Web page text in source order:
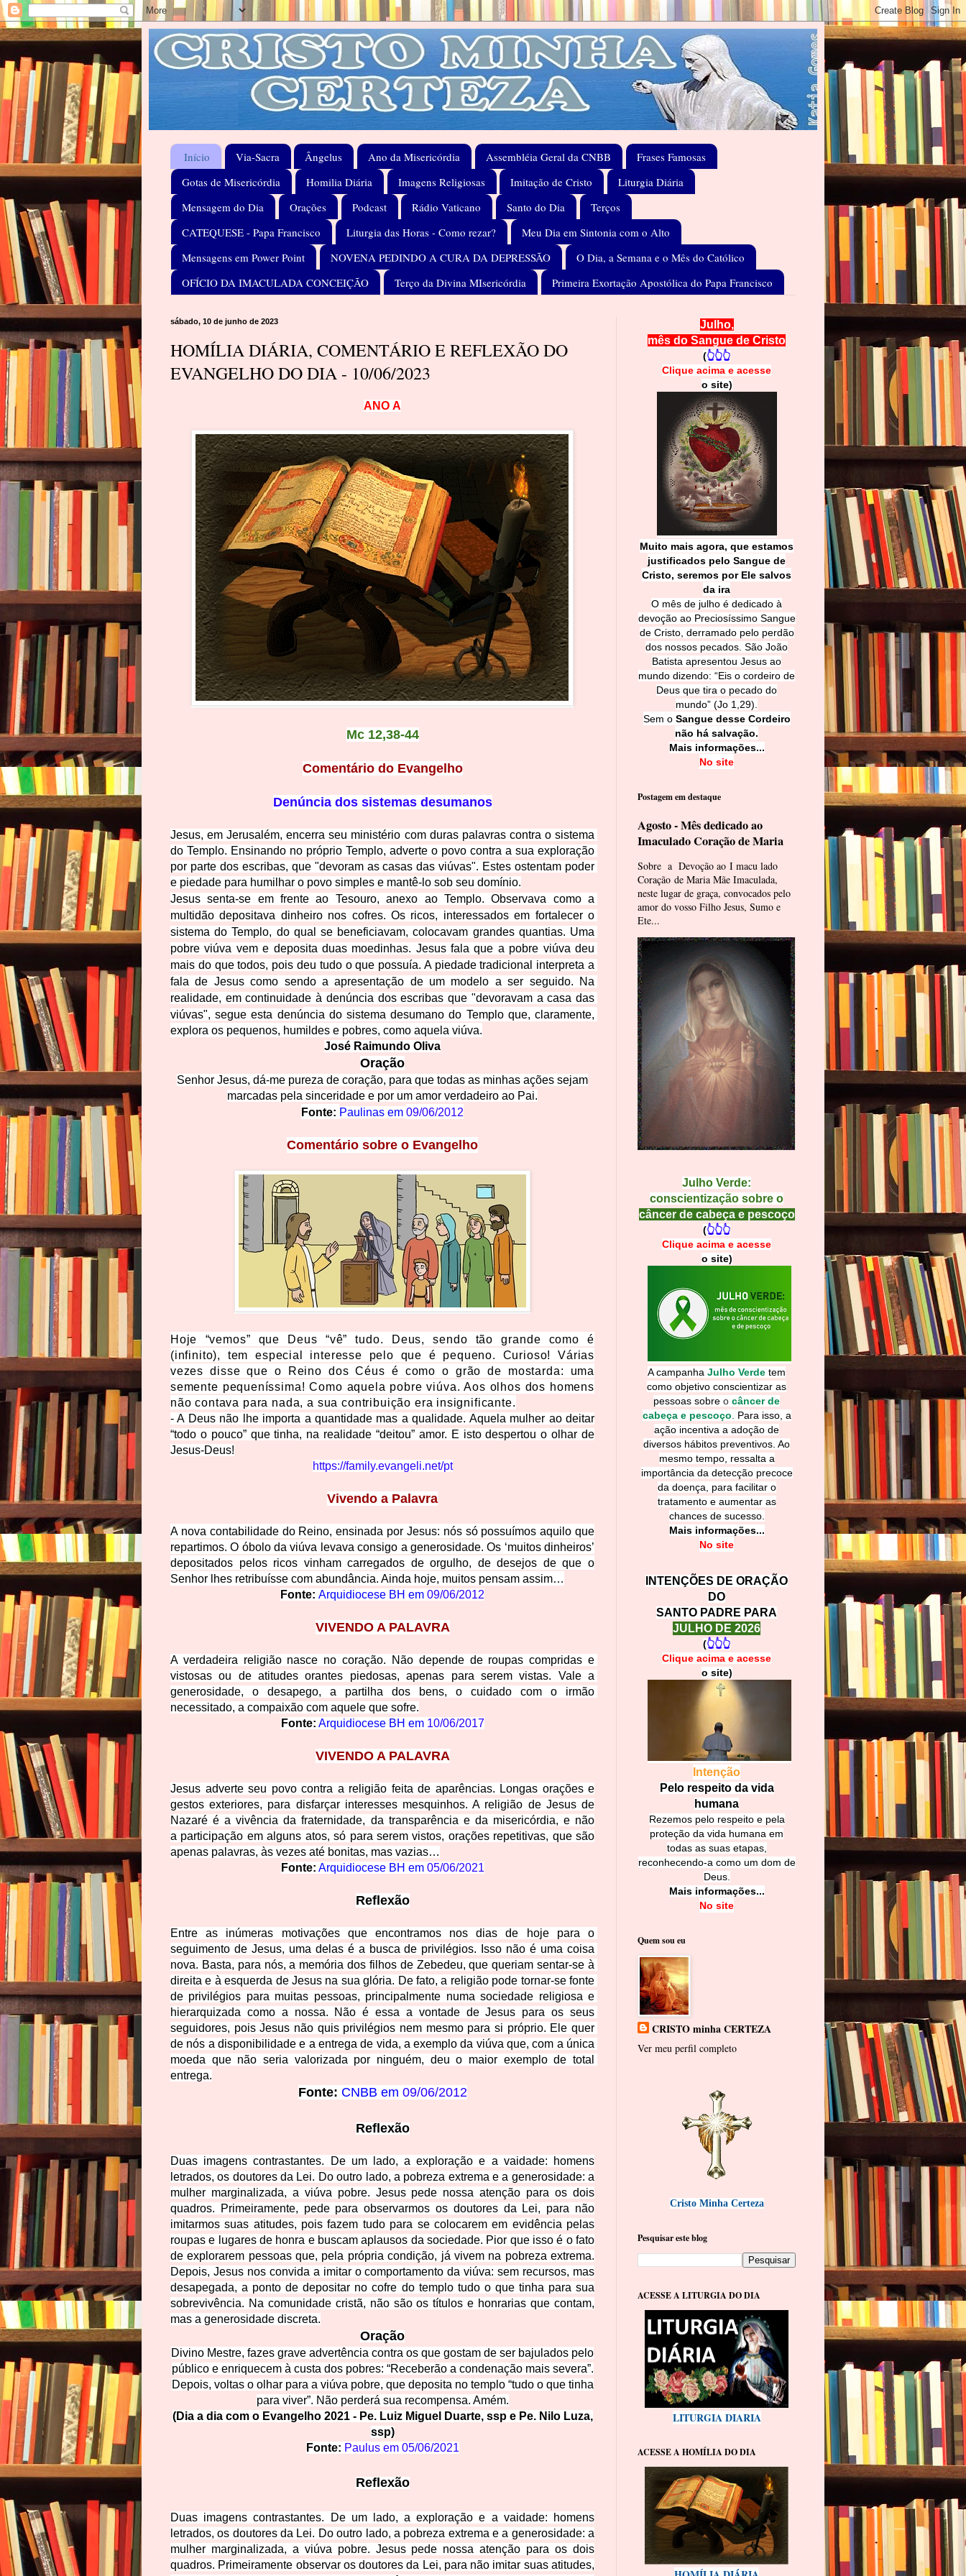
Início Via-Sacra Ângelus Ano da Misericórdia Assembléia Geral da CNBB
Frases Famosas
Gotas de Misericórdia
Homilia Diária Imagens Religiosas Imitação de Cristo
Liturgia Diária
Mensagem do Dia
Orações Podcast Rádio Vaticano Santo do Dia
Terços
CATEQUESE - Papa Francisco
Liturgia das Horas - Como rezar?
Meu Dia em Sintonia com o Alto
Mensagens em Power Point
NOVENA PEDINDO A CURA DA DEPRESSÃO
O Dia, a Semana e o Mês do Católico
OFÍCIO DA IMACULADA CONCEIÇÃO
Terço da Divina MIsericórdia Primeira Exortação Apostólica do Papa Francisco
sábado, 10 de junho de 2023
HOMÍLIA DIÁRIA, COMENTÁRIO E REFLEXÃO DO
EVANGELHO DO DIA - 10/06/2023
A NO A
Mc 12,38-44
Comentário do Evangelho
Denúncia dos sistemas desumanos
Jesus, em Jerusalém, encerra seu ministério com duras palavras contra o sistema
do Templo. Ensinando no próprio Templo, adverte o povo contra a sua exploração
por parte dos escribas, que "devoram as casas das viúvas". Estes ostentam poder
e piedade para humilhar o povo simples e mantê-lo sob seu domínio.
Jesus senta-se em frente ao Tesouro, anexo ao Templo. Observava como a
multidão depositava dinheiro nos cofres. Os ricos, interessados em fortalecer o
sistema do Templo, do qual se beneficiavam, colocavam grandes quantias. Uma
pobre viúva vem e deposita duas moedinhas. Jesus fala que a pobre viúva deu
mais do que todos, pois deu tudo o que possuía. A piedade tradicional interpreta a
fala de Jesus como sendo a apresentação de um modelo a ser seguido. Na
realidade, em continuidade à denúncia dos escribas que "devoravam a casa das
viúvas", segue esta denúncia do sistema desumano do Templo que, claramente,
explora os pequenos, humildes e pobres, como aquela viúva.
José Raimundo Oliva
Oração
Senhor Jesus, dá-me pureza de coração, para que todas as minhas ações sejam
marcadas pela sinceridade e por um amor verdadeiro ao Pai.
Fonte: Paulinas em 09/06/2012
Comentário sobre o Evangelho
Hoje “vemos” que Deus “vê” tudo. Deus, sendo tão grande como é
(infinito), tem especial interesse pelo que é pequeno. Curioso! Várias
vezes disse que o Reino dos Céus é como o grão de mostarda: uma
semente pequeníssima! Como aquela pobre viúva. Aos olhos dos homens
não contava para nada, a sua contribuição era insignificante.
- A Deus não lhe importa a quantidade mas a qualidade. Aquela mulher ao deitar
“todo o pouco” que tinha, na realidade “deitou” amor. E isto despertou o olhar de
Jesus-Deus!
https://family.evangeli.net/pt
Vivendo a Palavra
A nova contabilidade do Reino, ensinada por Jesus: nós só possuímos aquilo que
repartimos. O óbolo da viúva levava consigo a generosidade. Os ‘muitos dinheiros’
depositados pelos ricos vinham carregados de orgulho, de desejos de que o
Senhor lhes retribuísse com abundância. Ainda hoje, muitos pensam assim…
Fonte: Arquidiocese BH em 09/06/2012
VIVENDO A PALAVRA
A verdadeira religião nasce no coração. Não depende de roupas compridas e
vistosas ou de atitudes orantes piedosas, apenas para serem vistas. Vale a
generosidade, o desapego, a partilha dos bens, o cuidado com o irmão
necessitado, a compaixão com aquele que sofre.
Fonte: Arquidiocese BH em 10/06/2017
VIVENDO A PALAVRA
Jesus adverte seu povo contra a religião feita de aparências. Longas orações e
gestos exteriores, para disfarçar interesses mesquinhos. A religião de Jesus de
Nazaré é a vivência da fraternidade, da transparência e da misericórdia, e não
a participação em alguns atos, só para serem vistos, orações repetitivas, que são
apenas palavras, às vezes até bonitas, mas vazias…
Fonte: Arquidiocese BH em 05/06/2021
Reflexão
Entre as inúmeras motivações que encontramos nos dias de hoje para o
seguimento de Jesus, uma delas é a busca de privilégios. Isso não é uma coisa
nova. Basta, para nós, a memória dos filhos de Zebedeu, que queriam sentar-se à
direita e à esquerda de Jesus na sua glória. De fato, a religião pode tornar-se fonte
de privilégios para muitas pessoas, principalmente numa sociedade religiosa e
hierarquizada como a nossa. Não é essa a vontade de Jesus para os seus
seguidores, pois Jesus não quis privilégios nem mesmo para si próprio. Ele quer
de nós a disponibilidade e a entrega de vida, a exemplo da viúva que, com a única
moeda que não seria valorizada por ninguém, deu o maior exemplo de total
entrega.
Fonte: CNBB em 09/06/2012
Reflexão
Duas imagens contrastantes. De um lado, a exploração e a vaidade: homens
letrados, os doutores da Lei. Do outro lado, a pobreza extrema e a generosidade: a
mulher marginalizada, a viúva pobre. Jesus pede nossa atenção para os dois
quadros. Primeiramente, pede para observarmos os doutores da Lei, para não
imitarmos suas atitudes, pois fazem tudo para se colocarem em evidência pelas
roupas e lugares de honra e buscam aplausos da sociedade. Pior que isso é o fato
de explorarem pessoas que, pela própria condição, já vivem na pobreza extrema.
Depois, Jesus nos convida a imitar o comportamento da viúva: sem recursos, mas
desapegada, a ponto de depositar no cofre do templo tudo o que tinha para sua
sobrevivência. Na comunidade cristã, não são os títulos e honrarias que contam,
mas a generosidade discreta.
Oração
Divino Mestre, fazes grave advertência contra os que gostam de ser bajulados pelo
público e enriquecem à custa dos pobres: “Receberão a condenação mais severa”.
Depois, voltas o olhar para a viúva pobre, que deposita no templo “tudo o que tinha
para viver”. Não perderá sua recompensa. Amém.
(Dia a dia com o Evangelho 2021 - Pe. Luiz Miguel Duarte, ssp e Pe. Nilo Luza,
ssp)
Fonte: Paulus em 05/06/2021
Reflexão
Duas imagens contrastantes. De um lado, a exploração e a vaidade: homens
letrados, os doutores da Lei. Do outro lado, a pobreza extrema e a generosidade: a
mulher marginalizada, a viúva pobre. Jesus pede nossa atenção para os dois
quadros. Primeiramente observar os doutores da Lei, para não imitar suas atitudes,
Julho,
mês do Sangue de Cristo
(👆👆👆
Clique acima e acesse
o site)
Muito mais agora, que estamos
justificados pelo Sangue de
Cristo, seremos por Ele salvos
da ira
O mês de julho é dedicado à
devoção ao Preciosíssimo Sangue
de Cristo, derramado pelo perdão
dos nossos pecados. São João
Batista apresentou Jesus ao
mundo dizendo: “Eis o cordeiro de
Deus que tira o pecado do
mundo” (Jo 1,29).
Sem o Sangue desse Cordeiro
não há salvação.
Mais informações...
No site
Postagem em destaque
Agosto - Mês dedicado ao
Imaculado Coração de Maria
Sobre a Devoção ao I macu lado
Coração de Maria Mãe Imaculada,
neste lugar de graça, convocados pelo
amor do vosso Filho Jesus, Sumo e
Ete...
Julho Verde:
conscientização sobre o
câncer de cabeça e pescoço
(👆👆👆
Clique acima e acesse
o site)
A campanha Julho Verde tem
como objetivo conscientizar as
pessoas sobre o câncer de
cabeça e pescoço
Para isso, a
ação incentiva a adoção de
diversos hábitos preventivos. Ao
mesmo tempo, ressalta a
importância da detecção precoce
da doença, para facilitar o
tratamento e aumentar as
chances de sucesso.
Mais informações...
No site
INTENÇÕES DE ORAÇÃO
DO
SANTO PADRE PARA
JULHO DE 2026
(👆👆👆
Clique acima e acesse
o site)
Intenção
Pelo respeito da vida
humana
Rezemos pelo respeito e pela
proteção da vida humana em
todas as suas etapas,
reconhecendo-a como um dom de
Deus.
Mais informações...
No site
Quem sou eu
CRISTO minha CERTEZA
Ver meu perfil completo
Cristo Minha Certeza
Pesquisar este blog
ACESSE A LITURGIA DO DIA
LITURGIA DIARIA
ACESSE A HOMÍLIA DO DIA